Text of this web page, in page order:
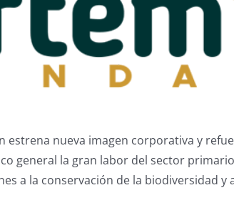
estrena nueva imagen corporativa y
general la gran labor del sector
a la conservación de la biodiversidad y